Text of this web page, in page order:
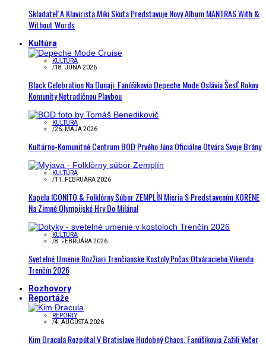
Skladateľ A Klavirista Miki Skuta Predstavuje Nový Album MANTRAS With &
Without Words
Kultúra
KULTÚRA
/18. JÚNA 2026
Black Celebration Na Dunaji: Fanúšikovia Depeche Mode Oslávia Šesť Rokov
Komunity Netradičnou Plavbou
KULTÚRA
/26. MÁJA 2026
Kultúrno-Komunitné Centrum BOD Prvého Júna Oficiálne Otvára Svoje Brány
KULTÚRA
/11. FEBRUÁRA 2026
Kapela ICONITO & Folklórny Súbor ZEMPLÍN Mieria S Predstavením KORENE
Na Zimné Olympijské Hry Do Milána!
KULTÚRA
/8. FEBRUÁRA 2026
Svetelné Umenie Rozžiari Trenčianske Kostoly Počas Otváracieho Víkendu
Trenčín 2026
Rozhovory
Reportáže
REPORTY
/4. AUGUSTA 2026
Kim Dracula Rozpútal V Bratislave Hudobný Chaos. Fanúšikovia Zažili Večer